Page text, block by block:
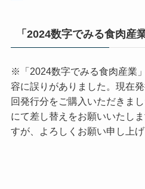
「2024数字でみる食肉産
※「2024数字でみる食肉産業
容に誤りがありました。現在
回発行分をご購入いただきまし
にて差し替えをお願いいたし
すが、よろしくお願い申し上げ